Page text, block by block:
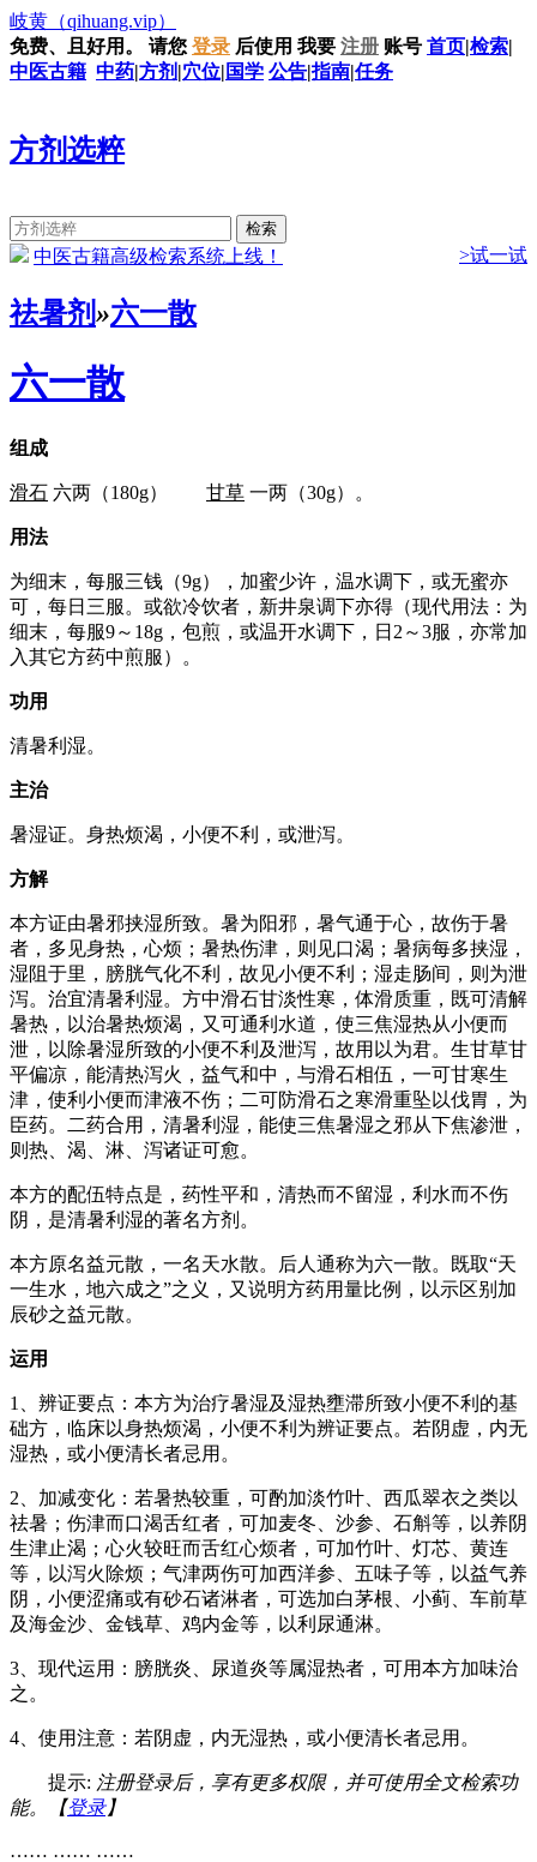
岐黄 （qihuang.vip）
免费、且好用。
请您 登录 后使用 我要 注册 账号 首页|检索|
中医古籍 中药|方剂 |穴位| 国学 公告|指南|任务
方剂选粹
中医古籍高级检索系统上线！ >试一试
祛暑剂»六一散
六一散
组成
滑石 六两（180g） 甘草 一两（30g）。
用法
为细末，每服三钱（9g），加蜜少许，温水调下，或无蜜亦
可，每日三服。或欲冷饮者，新井泉调下亦得（现代用法：为
细末，每服9～18g，包煎，或温开水调下，日2～3服，亦常加
入其它方药中煎服）。
功用
清暑利湿。
主治
暑湿证。身热烦渴，小便不利，或泄泻。
方解
本方证由暑邪挟湿所致。暑为阳邪，暑气通于心，故伤于暑
者，多见身热，心烦；暑热伤津，则见口渴；暑病每多挟湿，
湿阻于里，膀胱气化不利，故见小便不利；湿走肠间，则为泄
泻。治宜清暑利湿。方中滑石甘淡性寒，体滑质重，既可清解
暑热，以治暑热烦渴，又可通利水道，使三焦湿热从小便而
泄，以除暑湿所致的小便不利及泄泻，故用以为君。生甘草甘
平偏凉，能清热泻火，益气和中，与滑石相伍，一可甘寒生
津，使利小便而津液不伤；二可防滑石之寒滑重坠以伐胃，为
臣药。二药合用，清暑利湿，能使三焦暑湿之邪从下焦渗泄，
则热、渴、淋、泻诸证可愈。
本方的配伍特点是，药性平和，清热而不留湿，利水而不伤
阴，是清暑利湿的著名方剂。
本方原名益元散，一名天水散。后人通称为六一散。既取“天
一生水，地六成之”之义，又说明方药用量比例，以示区别加
辰砂之益元散。
运用
1、辨证要点：本方为治疗暑湿及湿热壅滞所致小便不利的基
础方，临床以身热烦渴，小便不利为辨证要点。若阴虚，内无
湿热，或小便清长者忌用。
2、加减变化：若暑热较重，可酌加淡竹叶、西瓜翠衣之类以
祛暑；伤津而口渴舌红者，可加麦冬、沙参、石斛等，以养阴
生津止渴；心火较旺而舌红心烦者，可加竹叶、灯芯、黄连
等，以泻火除烦；气津两伤可加西洋参、五味子等，以益气养
阴，小便涩痛或有砂石诸淋者，可选加白茅根、小蓟、车前草
及海金沙、金钱草、鸡内金等，以利尿通淋。
3、现代运用：膀胱炎、尿道炎等属湿热者，可用本方加味治
之。
4、使用注意：若阴虚，内无湿热，或小便清长者忌用。
提示: 注册登录后，享有更多权限，并可使用全文检索功
能。【登录】
…… …… ……